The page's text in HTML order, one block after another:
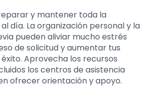
y mantener toda la
día. La organización personal y la
pueden aliviar mucho estrés
de solicitud y aumentar tus
Aprovecha los recursos
los centros de asistencia
ofrecer orientación y apoyo.